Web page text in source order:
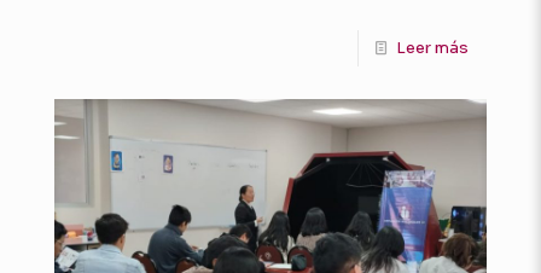
Leer más